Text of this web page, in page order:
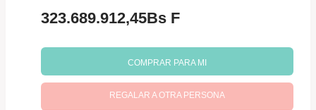
precio
original
era:
404.612.390,56Bs
323.689.912,45Bs FEl
precio
actual
es:
COMPRAR PARA MI
REGALAR A OTRA PERSONA